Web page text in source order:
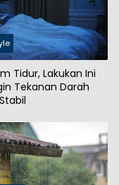
Tidur, Lakukan Ini
Tekanan Darah